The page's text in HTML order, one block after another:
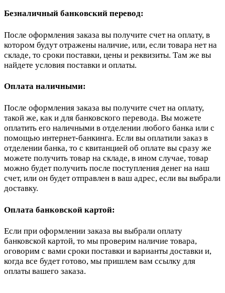
Безналичный банковский перевод:
После оформления заказа вы получите счет на оплату, в
котором будут отражены наличие, или, если товара нет на
складе, то сроки поставки, цены и реквизиты. Там же вы
найдете условия поставки и оплаты.
Оплата наличными:
После оформления заказа вы получите счет на оплату,
такой же, как и для банковского перевода. Вы можете
оплатить его наличными в отделении любого банка или с
помощью интернет-банкинга. Если вы оплатили заказ в
отделении банка, то с квитанцией об оплате вы сразу же
можете получить товар на складе, в ином случае, товар
можно будет получить после поступления денег на наш
счет, или он будет отправлен в ваш адрес, если вы выбрали
доставку.
Оплата банковской картой:
Если при оформлении заказа вы выбрали оплату
банковской картой, то мы проверим наличие товара,
оговорим с вами сроки поставки и варианты доставки и,
когда все будет готово, мы пришлем вам ссылку для
оплаты вашего заказа.